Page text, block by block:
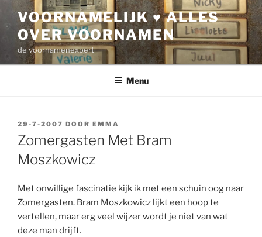
inhoud
VOORNAMELIJK ♥ ALLES
OVER VOORNAMEN
de voornamenexpert
Menu
GEPLAATST
OP
29-7-2007 DOOR EMMA
Zomergasten Met Bram
Moszkowicz
Met onwillige fascinatie kijk ik met een schuin oog naar
Zomergasten. Bram Moszkowicz lijkt een hoop te
vertellen, maar erg veel wijzer wordt je niet van wat
deze man drijft.